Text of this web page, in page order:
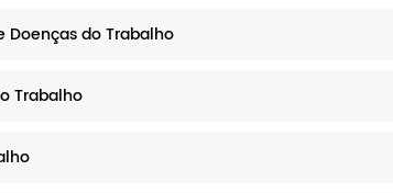
Doenças do Trabalho
Trabalho